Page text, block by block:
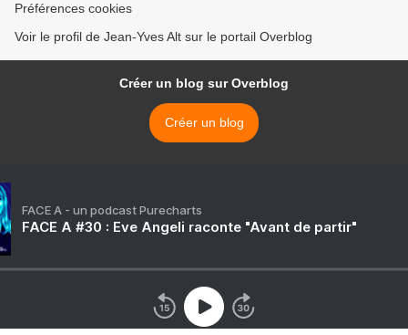
Préférences cookies
Voir le profil de Jean-Yves Alt sur le portail Overblog
Créer un blog sur Overblog
Créer un blog
FACE A - un podcast Purecharts
FACE A #30 : Eve Angeli raconte "Avant de partir"